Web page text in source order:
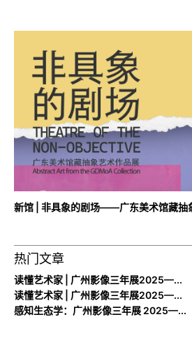
新馆 | 非具象的剧场——广东美术馆藏抽
热门文章
读懂艺术家 | 广州影像三年展2025—...
读懂艺术家 | 广州影像三年展2025—...
感知生态学：广州影像三年展 2025—...